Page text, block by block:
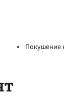
Покушение